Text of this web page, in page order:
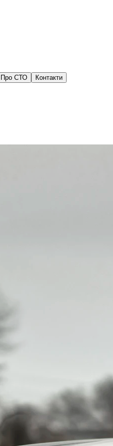
Про СТО Контакти